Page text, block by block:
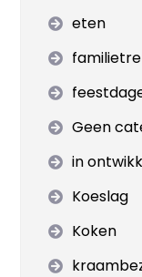
eten
Geen
in
Koeslag
Koken